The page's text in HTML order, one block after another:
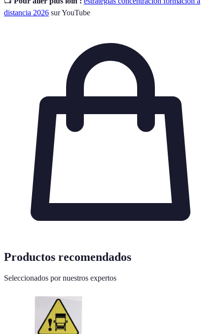
distancia 2026 sur YouTube
Productos recomendados
Seleccionados por nuestros expertos